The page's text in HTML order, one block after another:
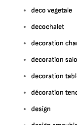
deco vegetale
decochalet
decoration
decoration
decoration
décoration
design